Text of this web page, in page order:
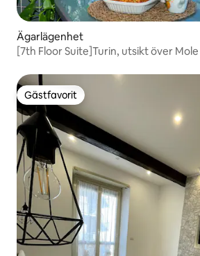
Ägarlägenhet
[7th Floor Suite]Turin, utsikt över
Gästfavorit
Gästfavorit